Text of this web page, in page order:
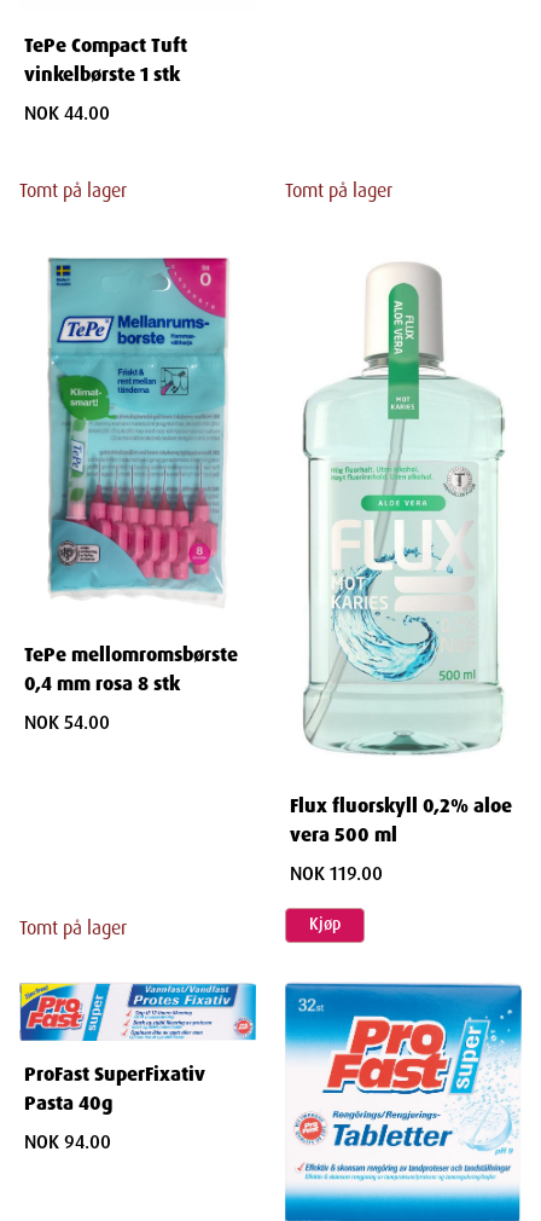
TePe Compact Tuft
vinkelbørste 1 stk
NOK 44.00
Tomt på lager Tomt på lager
TePe mellomromsbørste
0,4 mm rosa 8 stk
NOK 54.00
Tomt på lager
Flux fluorskyll 0,2% aloe
vera 500 ml
NOK 119.00
Kjøp
ProFast SuperFixativ
Pasta 40g
NOK 94.00